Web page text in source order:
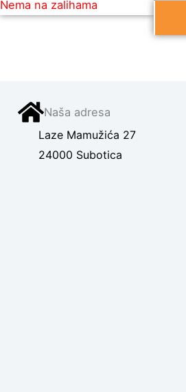
Nema na zalihama
Naša adresa
Laze Mamužića 27
24000 Subotica